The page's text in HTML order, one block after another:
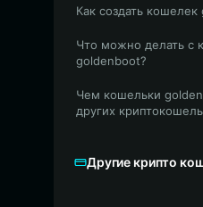
Как создать
Что можно делать с
goldenboot?
Чем кошельки
других
Другие крипто